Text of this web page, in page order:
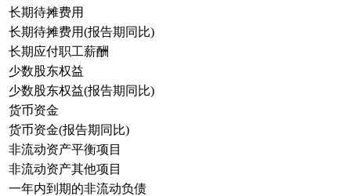
长期待摊费用
长期待摊费用(报告期同比)
长期应付职工薪酬
少数股东权益
少数股东权益(报告期同比)
货币资金
货币资金(报告期同比)
非流动资产平衡项目
非流动资产其他项目
一年内到期的非流动负债